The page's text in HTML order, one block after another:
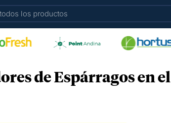
de Espárragos en el